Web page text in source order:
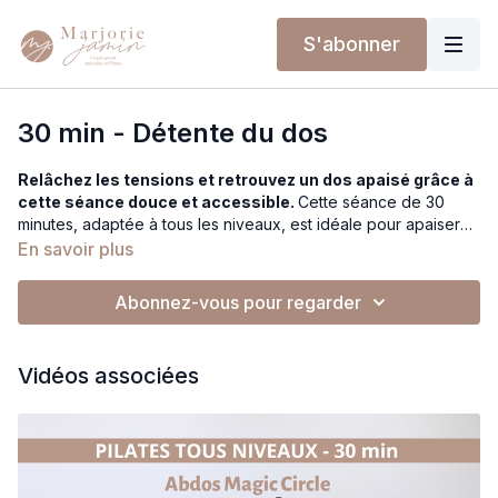
S'abonner
30 min - Détente du dos
Relâchez les tensions et retrouvez un dos apaisé grâce à
cette séance douce et accessible. Cette séance de 30
minutes, adaptée à tous les niveaux, est idéale pour apaiser
les tensions musculaires du dos et favoriser la mobilité des
termine par la posture du chien tête en bas. Parfaite pour une
En savoir plus
Abonnez-vous pour regarder
Vidéos associées